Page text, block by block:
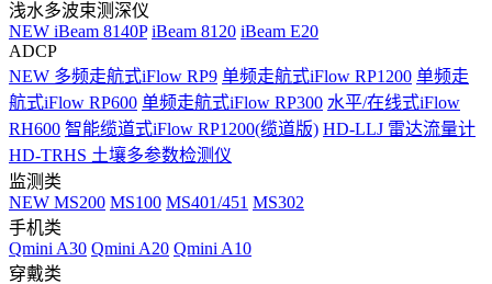
浅水多波束测深仪
NEW iBeam 8140P iBeam 8120 iBeam E20
ADCP
NEW 多频走航式iFlow RP9 单频走航式iFlow RP1200 单频走
航式iFlow RP600 单频走航式iFlow RP300 水平/在线式iFlow
RH600 智能缆道式iFlow RP1200(缆道版) HD-LLJ 雷达流量计
HD-TRHS 土壤多参数检测仪
监测类
NEW MS200 MS100 MS401/451 MS302
手机类
Qmini A30 Qmini A20 Qmini A10
穿戴类